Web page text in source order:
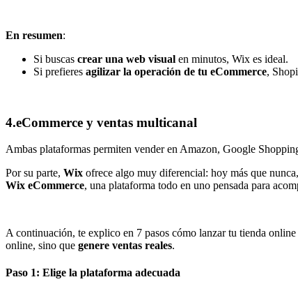
En resumen:
Si buscas crear una web visual en minutos, Wix es ideal.
Si prefieres agilizar la operación de tu eCommerce,
4.eCommerce y ventas multicanal
Ambas plataformas permiten vender en Amazon, Google
Por su parte, Wix ofrece algo muy diferencial: hoy más que
Wix eCommerce, una plataforma todo en uno pensada para
A continuación, te explico en 7 pasos cómo lanzar tu tienda
online, sino que genere ventas reales.
Paso 1: Elige la plataforma adecuada